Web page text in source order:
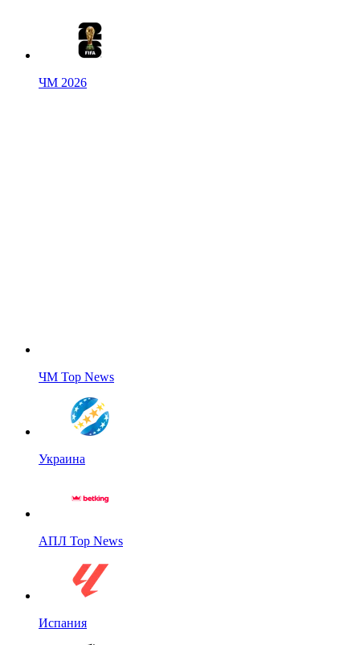
ЧМ 2026
ЧМ Top News
Украина
АПЛ Top News
Испания